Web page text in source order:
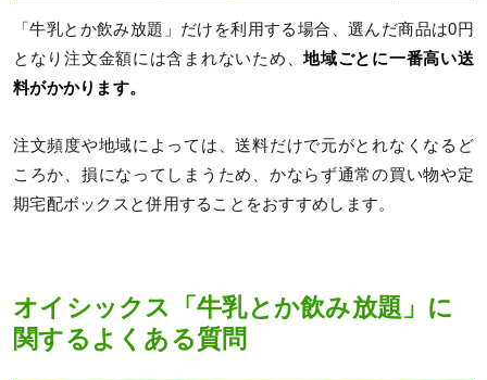
「牛乳とか飲み放題」だけを利用する場合、選んだ商品は0円
となり注文金額には含まれないため、地域ごとに一番高い送
料がかかります。
注文頻度や地域によっては、送料だけで元がとれなくなるど
ころか、損になってしまうため、かならず通常の買い物や定
期宅配ボックスと併用することをおすすめします。
オイシックス「牛乳とか飲み放題」に
関するよくある質問